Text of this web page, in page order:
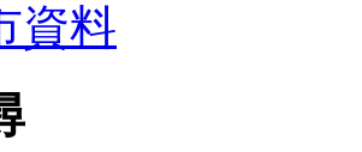
資料